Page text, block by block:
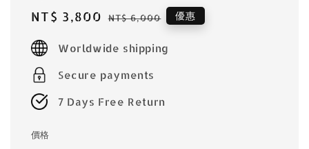
Sale
NT$ 3,800 Regular
NT$ 6,000 優惠
Worldwide shipping
Secure payments
7 Days Free Return
價格